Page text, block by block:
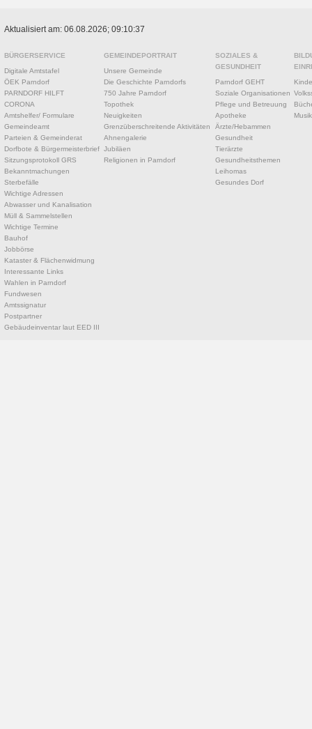
Aktualisiert am: 06.08.2026; 09:10:37
BÜRGERSERVICE
Digitale Amtstafel
ÖEK Parndorf
PARNDORF HILFT
CORONA
Amtshelfer/ Formulare
Gemeindeamt
Parteien & Gemeinderat
Dorfbote & Bürgermeisterbrief
Sitzungsprotokoll GRS
Bekanntmachungen
Sterbefälle
Wichtige Adressen
Abwasser und Kanalisation
Müll & Sammelstellen
Wichtige Termine
Bauhof
Jobbörse
Kataster & Flächenwidmung
Interessante Links
Wahlen in Parndorf
Fundwesen
Amtssignatur
Postpartner
Gebäudeinventar laut EED III
GEMEINDEPORTRAIT
Unsere Gemeinde
Die Geschichte Parndorfs
750 Jahre Parndorf
Topothek
Neuigkeiten
Grenzüberschreitende Aktivitäten
Ahnengalerie
Jubiläen
Religionen in Parndorf
SOZIALES &
GESUNDHEIT
Parndorf GEHT
Soziale Organisationen
Pflege und Betreuung
Apotheke
Ärzte/Hebammen
Gesundheit
Tierärzte
Gesundheitsthemen
Leihomas
Gesundes Dorf